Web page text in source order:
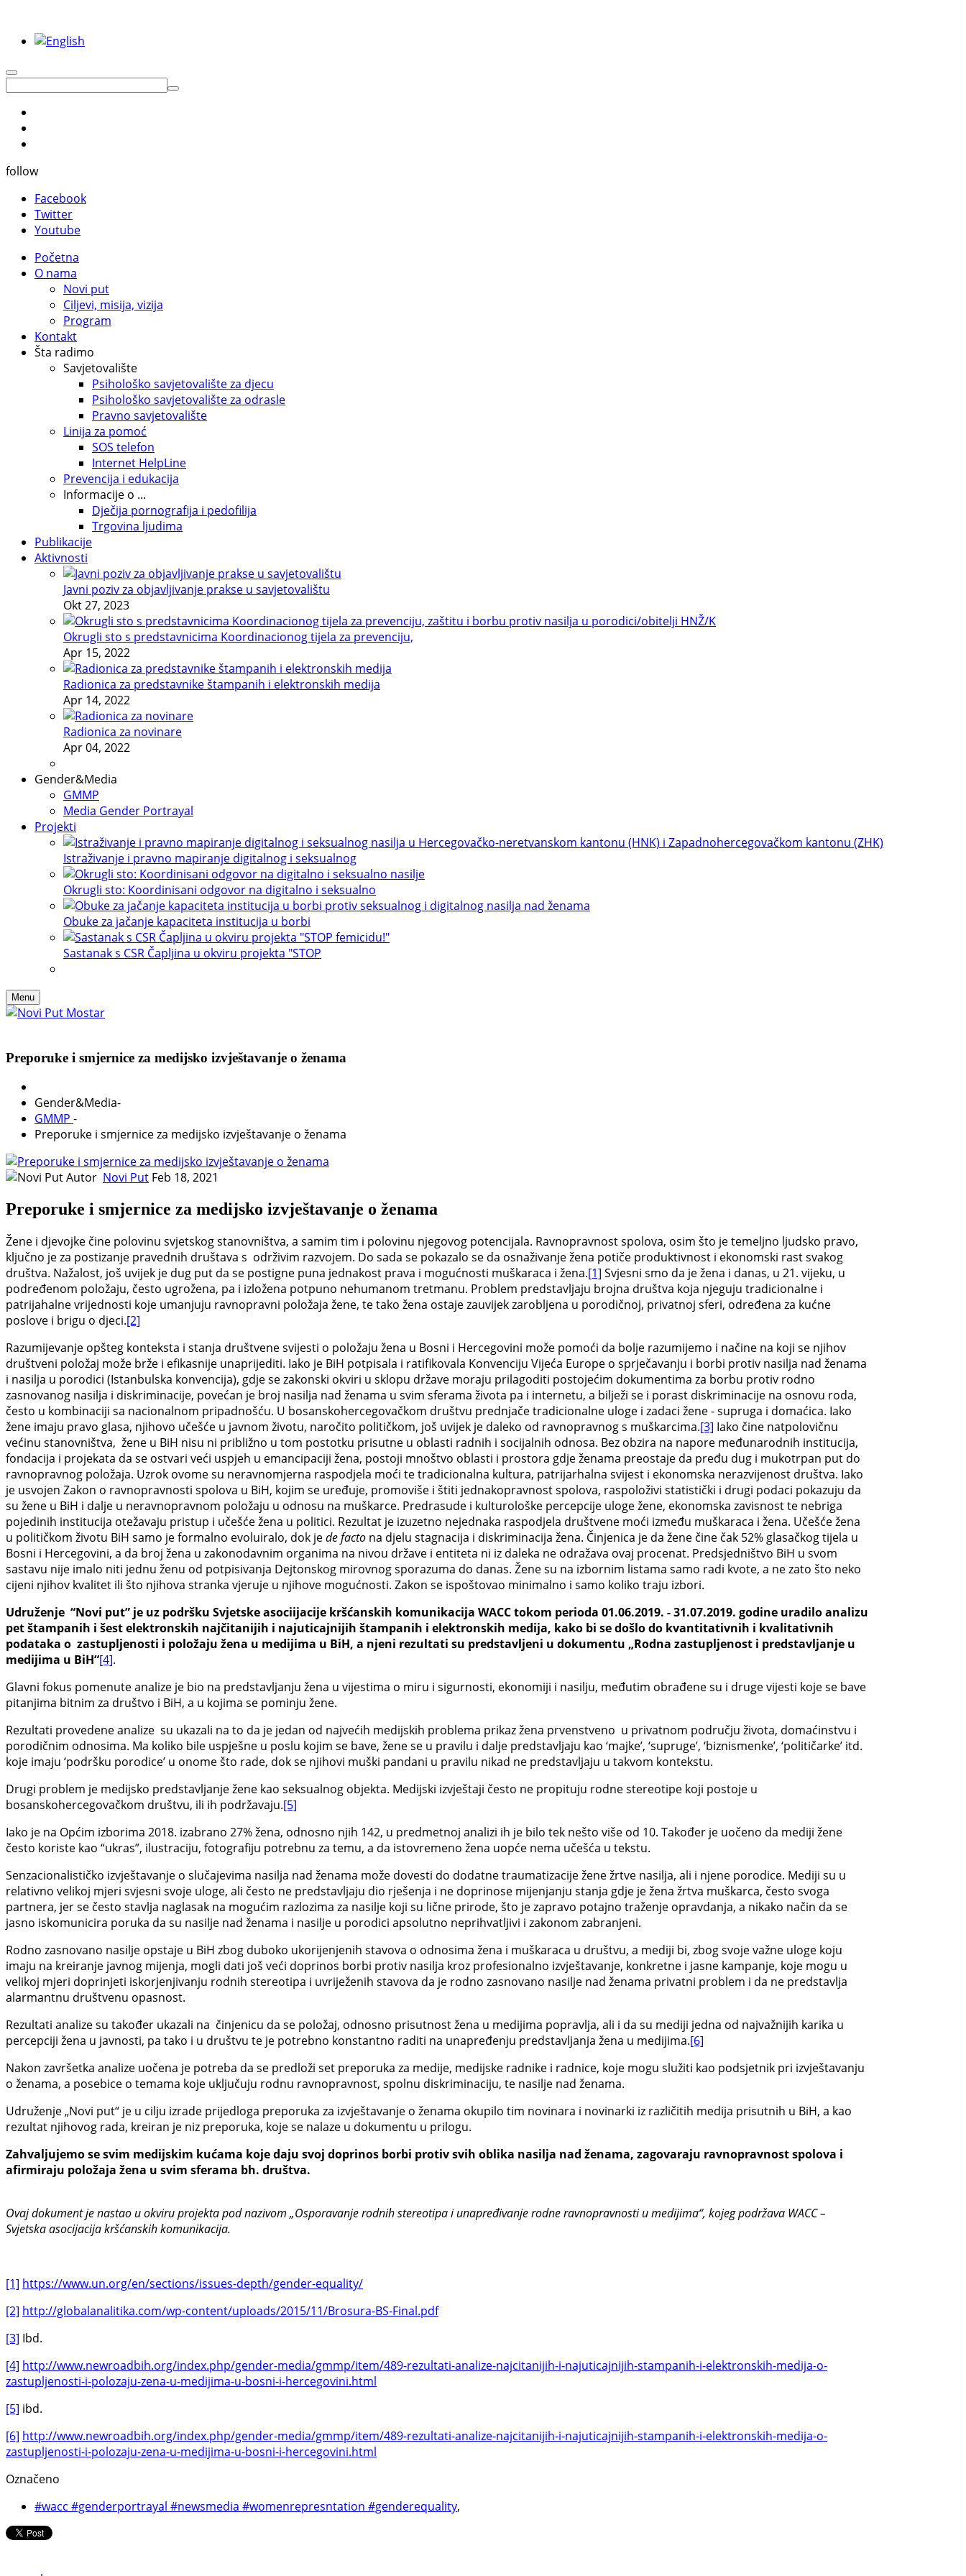
follow
Facebook
Twitter
Youtube
Početna
O nama
Novi put
Ciljevi, misija, vizija
Program
Kontakt
Šta radimo
Savjetovalište
Psihološko savjetovalište za djecu
Psihološko savjetovalište za odrasle
Pravno savjetovalište
Linija za pomoć
SOS telefon
Internet HelpLine
Prevencija i edukacija
Informacije o ...
Dječija pornografija i pedofilija
Trgovina ljudima
Publikacije
Aktivnosti
Javni poziv za objavljivanje prakse u savjetovalištu
Okt 27, 2023
Okrugli sto s predstavnicima Koordinacionog tijela za prevenciju,
Apr 15, 2022
Radionica za predstavnike štampanih i elektronskih medija
Apr 14, 2022
Radionica za novinare
Apr 04, 2022
Gender&Media
GMMP
Media Gender Portrayal
Projekti
Istraživanje i pravno mapiranje digitalnog i seksualnog
Okrugli sto: Koordinisani odgovor na digitalno i seksualno
Obuke za jačanje kapaciteta institucija u borbi
Sastanak s CSR Čapljina u okviru projekta "STOP
Menu
Preporuke i smjernice za medijsko izvještavanje o ženama
Gender&Media-
GMMP -
Preporuke i smjernice za medijsko izvještavanje o ženama
Autor Novi Put Feb 18, 2021
Preporuke i smjernice za medijsko izvještavanje o ženama
Žene i djevojke čine polovinu svjetskog stanovništva, a samim tim i polovinu njegovog potencijala. Ravnopravnost spolova, osim što je temeljno ljudsko pravo,
ključno je za postizanje pravednih društava s održivim razvojem. Do sada se pokazalo se da osnaživanje žena potiče produktivnost i ekonomski rast svakog
društva. Nažalost, još uvijek je dug put da se postigne puna jednakost prava i mogućnosti muškaraca i žena.[1] Svjesni smo da je žena i danas, u 21. vijeku, u
podređenom položaju, često ugrožena, pa i izložena potpuno nehumanom tretmanu. Problem predstavljaju brojna društva koja njeguju tradicionalne i
patrijahalne vrijednosti koje umanjuju ravnopravni položaja žene, te tako žena ostaje zauvijek zarobljena u porodičnoj, privatnoj sferi, određena za kućne
poslove i brigu o djeci.[2]
Razumijevanje opšteg konteksta i stanja društvene svijesti o položaju žena u Bosni i Hercegovini može pomoći da bolje razumijemo i načine na koji se njihov
društveni položaj može brže i efikasnije unaprijediti. Iako je BiH potpisala i ratifikovala Konvenciju Vijeća Europe o sprječavanju i borbi protiv nasilja nad ženama
i nasilja u porodici (Istanbulska konvencija), gdje se zakonski okviri u sklopu države moraju prilagoditi postojećim dokumentima za borbu protiv rodno
zasnovanog nasilja i diskriminacije, povećan je broj nasilja nad ženama u svim sferama života pa i internetu, a bilježi se i porast diskriminacije na osnovu roda,
često u kombinaciji sa nacionalnom pripadnošću. U bosanskohercegovačkom društvu prednjače tradicionalne uloge i zadaci žene - supruga i domaćica. Iako
žene imaju pravo glasa, njihovo učešće u javnom životu, naročito političkom, još uvijek je daleko od ravnopravnog s muškarcima.[3] Iako čine natpolovičnu
većinu stanovništva, žene u BiH nisu ni približno u tom postotku prisutne u oblasti radnih i socijalnih odnosa. Bez obzira na napore međunarodnih institucija,
fondacija i projekata da se ostvari veći uspjeh u emancipaciji žena, postoji mnoštvo oblasti i prostora gdje ženama preostaje da pređu dug i mukotrpan put do
ravnopravnog položaja. Uzrok ovome su neravnomjerna raspodjela moći te tradicionalna kultura, patrijarhalna svijest i ekonomska nerazvijenost društva. Iako
je usvojen Zakon o ravnopravnosti spolova u BiH, kojim se uređuje, promoviše i štiti jednakopravnost spolova, raspoloživi statistički i drugi podaci pokazuju da
su žene u BiH i dalje u neravnopravnom položaju u odnosu na muškarce. Predrasude i kulturološke percepcije uloge žene, ekonomska zavisnost te nebriga
pojedinih institucija otežavaju pristup i učešće žena u politici. Rezultat je izuzetno nejednaka raspodjela društvene moći između muškaraca i žena. Učešće žena
u političkom životu BiH samo je formalno evoluiralo, dok jede facto na djelu stagnacija i diskriminacija žena. Činjenica je da žene čine čak 52% glasačkog tijela u
Bosni i Hercegovini, a da broj žena u zakonodavnim organima na nivou države i entiteta ni iz daleka ne odražava ovaj procenat. Predsjedništvo BiH u svom
sastavu nije imalo niti jednu ženu od potpisivanja Dejtonskog mirovnog sporazuma do danas. Žene su na izbornim listama samo radi kvote, a ne zato što neko
cijeni njihov kvalitet ili što njihova stranka vjeruje u njihove mogućnosti. Zakon se ispoštovao minimalno i samo koliko traju izbori.
Udruženje “Novi put” je uz podršku Svjetske asociijacije kršćanskih komunikacija WACC tokom perioda 01.06.2019. - 31.07.2019. godine uradilo analizu
pet štampanih i šest elektronskih najčitanijih i najuticajnijih štampanih i elektronskih medija, kako bi se došlo do kvantitativnih i kvalitativnih
podataka o zastupljenosti i položaju žena u medijima u BiH, a njeni rezultati su predstavljeni u dokumentu „Rodna zastupljenost i predstavljanje u
medijima u BiH“[4].
Glavni fokus pomenute analize je bio na predstavljanju žena u vijestima o miru i sigurnosti, ekonomiji i nasilju, međutim obrađene su i druge vijesti koje se bave
pitanjima bitnim za društvo i BiH, a u kojima se pominju žene.
Rezultati provedene analize su ukazali na to da je jedan od najvećih medijskih problema prikaz žena prvenstveno u privatnom području života, domaćinstvu i
porodičnim odnosima. Ma koliko bile uspješne u poslu kojim se bave, žene se u pravilu i dalje predstavljaju kao ‘majke’, ‘supruge’, ‘biznismenke’, ‘političarke’ itd.
koje imaju ‘podršku porodice’ u onome što rade, dok se njihovi muški pandani u pravilu nikad ne predstavljaju u takvom kontekstu.
Drugi problem je medijsko predstavljanje žene kao seksualnog objekta. Medijski izvještaji često ne propituju rodne stereotipe koji postoje u
bosanskohercegovačkom društvu, ili ih podržavaju.[5]
Iako je na Općim izborima 2018. izabrano 27% žena, odnosno njih 142, u predmetnoj analizi ih je bilo tek nešto više od 10. Također je uočeno da mediji žene
često koriste kao “ukras”, ilustraciju, fotografiju potrebnu za temu, a da istovremeno žena uopće nema učešća u tekstu.
Senzacionalističko izvještavanje o slučajevima nasilja nad ženama može dovesti do dodatne traumatizacije žene žrtve nasilja, ali i njene porodice. Mediji su u
relativno velikoj mjeri svjesni svoje uloge, ali često ne predstavljaju dio rješenja i ne doprinose mijenjanju stanja gdje je žena žrtva muškarca, često svoga
partnera, jer se često stavlja naglasak na mogućim razlozima za nasilje koji su lične prirode, što je zapravo potajno traženje opravdanja, a nikako način da se
jasno iskomunicira poruka da su nasilje nad ženama i nasilje u porodici apsolutno neprihvatljivi i zakonom zabranjeni.
Rodno zasnovano nasilje opstaje u BiH zbog duboko ukorijenjenih stavova o odnosima žena i muškaraca u društvu, a mediji bi, zbog svoje važne uloge koju
imaju na kreiranje javnog mijenja, mogli dati još veći doprinos borbi protiv nasilja kroz profesionalno izvještavanje, konkretne i jasne kampanje, koje mogu u
velikoj mjeri doprinjeti iskorjenjivanju rodnih stereotipa i uvriježenih stavova da je rodno zasnovano nasilje nad ženama privatni problem i da ne predstavlja
alarmantnu društvenu opasnost.
Rezultati analize su također ukazali na činjenicu da se položaj, odnosno prisutnost žena u medijima popravlja, ali i da su mediji jedna od najvažnijih karika u
percepciji žena u javnosti, pa tako i u društvu te je potrebno konstantno raditi na unapređenju predstavljanja žena u medijima.[6]
Nakon završetka analize uočena je potreba da se predloži set preporuka za medije, medijske radnike i radnice, koje mogu služiti kao podsjetnik pri izvještavanju
o ženama, a posebice o temama koje uključuju rodnu ravnopravnost, spolnu diskriminaciju, te nasilje nad ženama.
Udruženje „Novi put“ je u cilju izrade prijedloga preporuka za izvještavanje o ženama okupilo tim novinara i novinarki iz različitih medija prisutnih u BiH, a kao
rezultat njihovog rada, kreiran je niz preporuka, koje se nalaze u dokumentu u prilogu.
Zahvaljujemo se svim medijskim kućama koje daju svoj doprinos borbi protiv svih oblika nasilja nad ženama, zagovaraju ravnopravnost spolova i
afirmiraju položaja žena u svim sferama bh. društva.
Ovaj dokument je nastao u okviru projekta pod nazivom „Osporavanje rodnih stereotipa i unapređivanje rodne ravnopravnosti u medijima“, kojeg podržava WACC –
Svjetska asocijacija kršćanskih komunikacija.
[1] https://www.un.org/en/sections/issues-depth/gender-equality/
[2] http://globalanalitika.com/wp-content/uploads/2015/11/Brosura-BS-Final.pdf
[3] Ibd.
[4] http://www.newroadbih.org/index.php/gender-media/gmmp/item/489-rezultati-analize-najcitanijih-i-najuticajnijih-stampanih-i-elektronskih-medija-o-
zastupljenosti-i-polozaju-zena-u-medijima-u-bosni-i-hercegovini.html
[5] ibd.
[6] http://www.newroadbih.org/index.php/gender-media/gmmp/item/489-rezultati-analize-najcitanijih-i-najuticajnijih-stampanih-i-elektronskih-medija-o-
zastupljenosti-i-polozaju-zena-u-medijima-u-bosni-i-hercegovini.html
Označeno
#wacc #genderportrayal #newsmedia #womenrepresntation #genderequality,